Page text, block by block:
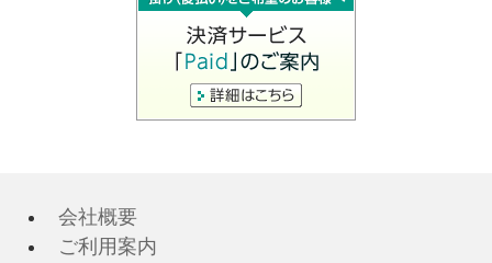
会社概要
ご利用案内